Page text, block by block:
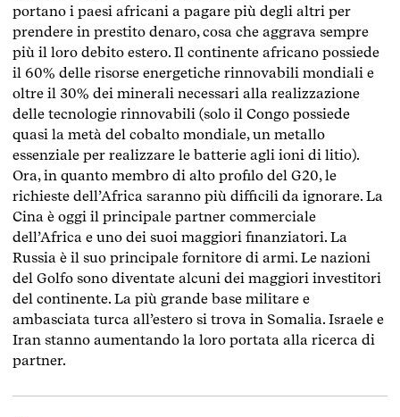
portano i paesi africani a pagare più degli altri per
prendere in prestito denaro, cosa che aggrava sempre
più il loro debito estero. Il continente africano possiede
il 60% delle risorse energetiche rinnovabili mondiali e
oltre il 30% dei minerali necessari alla realizzazione
delle tecnologie rinnovabili (solo il Congo possiede
quasi la metà del cobalto mondiale, un metallo
essenziale per realizzare le batterie agli ioni di litio).
Ora, in quanto membro di alto profilo del G20, le
richieste dell’Africa saranno più difficili da ignorare. La
Cina è oggi il principale partner commerciale
dell’Africa e uno dei suoi maggiori finanziatori. La
Russia è il suo principale fornitore di armi. Le nazioni
del Golfo sono diventate alcuni dei maggiori investitori
del continente. La più grande base militare e
ambasciata turca all’estero si trova in Somalia. Israele e
Iran stanno aumentando la loro portata alla ricerca di
partner.